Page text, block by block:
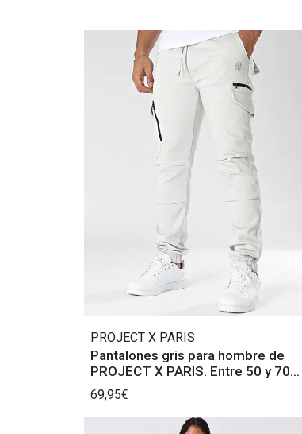
PROJECT X PARIS
Pantalones gris para hombre de
PROJECT X PARIS. Entre 50 y 70
caracteres.
69,95€